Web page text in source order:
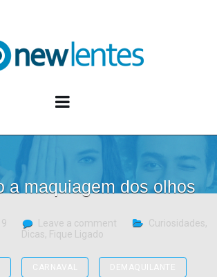
a maquiagem dos olhos
Leave a comment Curiosidades,
Dicas, Fique Ligado
CARNAVAL DEMAQUILANTE